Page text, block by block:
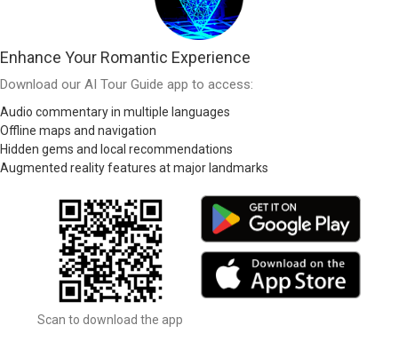
Enhance Your Romantic Experience
Download our AI Tour Guide app to access:
Audio commentary in multiple languages
Offline maps and navigation
Hidden gems and local recommendations
Augmented reality features at major landmarks
Scan to download the app